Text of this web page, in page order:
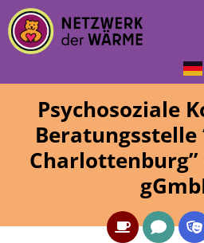
Psychosoziale
Charlottenburg”